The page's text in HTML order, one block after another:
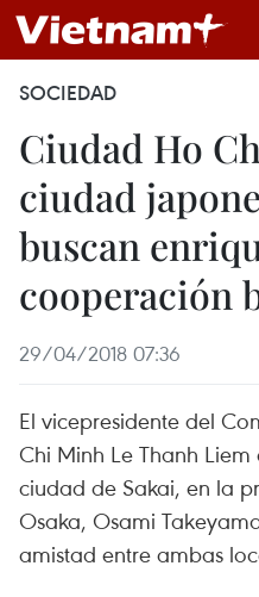
SOCIEDAD
Ciudad Ho
ciudad
buscan
cooperación
29/04/2018 07:36
El vicepresidente del
Chi Minh Le Thanh
ciudad de Sakai, en la
Osaka, Osami
amistad entre ambas